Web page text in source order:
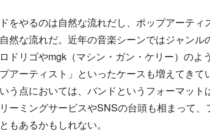
をやるのは自然な流れだし、ポップアーティ
然な流れだ。近年の音楽シーンではジャンル
ドリゴやmgk（マシン・ガン・ケリー）のよ
アーティスト」といったケースも増えてきて
う点においては、バンドというフォーマット
ーミングサービスやSNSの台頭も相まって
もあるかもしれない。